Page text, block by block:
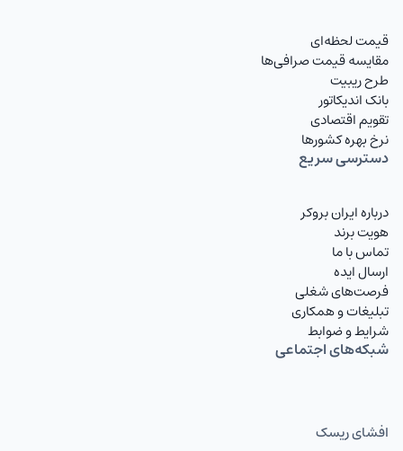
قیمت لحظه‌ای
مقایسه قیمت صرافی‌ها
طرح ریبیت
بانک اندیکاتور
تقویم اقتصادی
نرخ بهره کشورها
دسترسی سریع
درباره ایران بروکر
هویت برند
تماس با ما
ارسال ایده
فرصت‌های شغلی
تبلیغات و همکاری
شرایط و ضوابط
شبکه‌های اجتماعی
افشای ریسک